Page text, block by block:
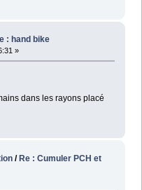
: hand bike
»
dans les rayons placé
/Re : Cumuler PCH et